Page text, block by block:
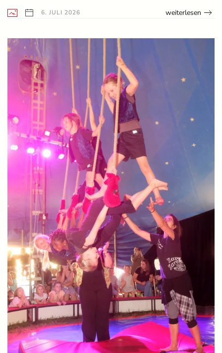
6. JULI 2026 weiterlesen